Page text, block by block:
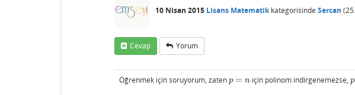
10 Nisan 2015 Lisans Matematikkategorisinde Sercan (
Cevap Yorum
Öğrenmek için soruyorum, zaten p = n
p=n için polinom indirgenemezse,p
p